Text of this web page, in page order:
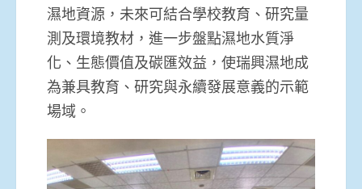
濕地資源，未來可結合學校教育、研究量
測及環境教材，進一步盤點濕地水質淨
化、生態價值及碳匯效益，使瑞興濕地成
為兼具教育、研究與永續發展意義的示範
場域。